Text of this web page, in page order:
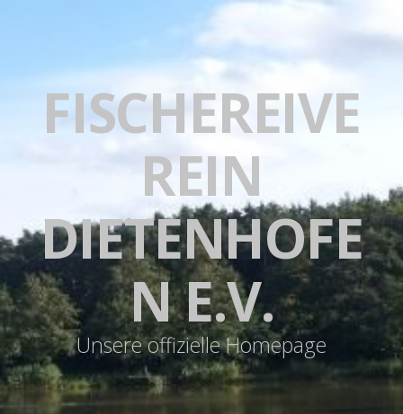
FISCHEREIVE
REIN
DIETENHOFE
N E.V.
Unsere offizielle Homepage